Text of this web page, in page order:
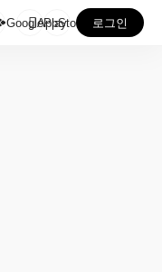
GooglePlay
AppStore 로그인